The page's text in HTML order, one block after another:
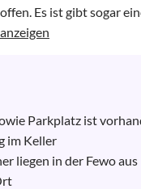
Es ist gibt sogar
Parkplatz ist
im Keller
liegen in der Fewo aus